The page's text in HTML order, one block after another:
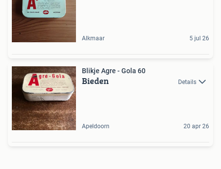
Alkmaar 5 jul 26
Blikje Agre - Gola 60
Bieden Details
Apeldoorn 20 apr 26